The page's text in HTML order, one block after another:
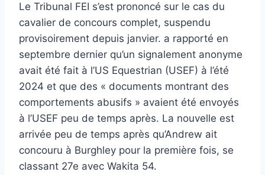
Le Tribunal FEI s’est prononcé sur le cas du
cavalier de concours complet, suspendu
provisoirement depuis janvier. a rapporté en
septembre dernier qu’un signalement anonyme
avait été fait à l’US Equestrian (USEF) à l’été
2024 et que des « documents montrant des
comportements abusifs » avaient été envoyés
à l’USEF peu de temps après. La nouvelle est
arrivée peu de temps après qu’Andrew ait
concouru à Burghley pour la première fois, se
classant 27e avec Wakita 54.